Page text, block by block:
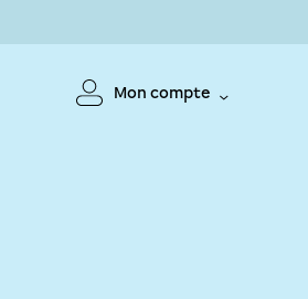
Mon compte